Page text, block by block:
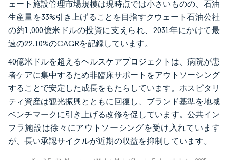
ェート施設管理市場規模は現時点では小さいものの、石油
生産量を33%引き上げることを目指すクウェート石油公社
の約1,000億米ドルの投資に支えられ、2031年にかけて最
速の22.10%のCAGRを記録しています。
40億米ドルを超えるヘルスケアプロジェクトは、病院が患
者ケアに集中するため非臨床サポートをアウトソーシング
することで安定した成長をもたらしています。ホスピタリ
ティ資産は観光振興とともに回復し、ブランド基準を地域
ベンチマークに引き上げる改修を促しています。公共イン
フラ施設は徐々にアウトソーシングを受け入れています
が、長い承認サイクルが近期の収益を抑制しています。